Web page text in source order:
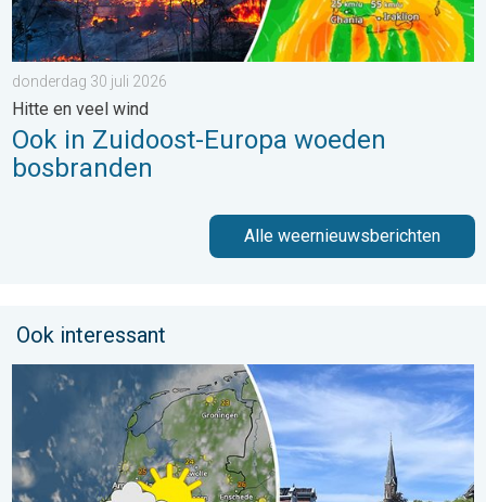
donderdag 30 juli 2026
Hitte en veel wind
Ook in Zuidoost-Europa woeden
bosbranden
Alle weernieuwsberichten
Ook interessant
Fraai zomerweer om eropuit te trekken. Weekendweer. . .